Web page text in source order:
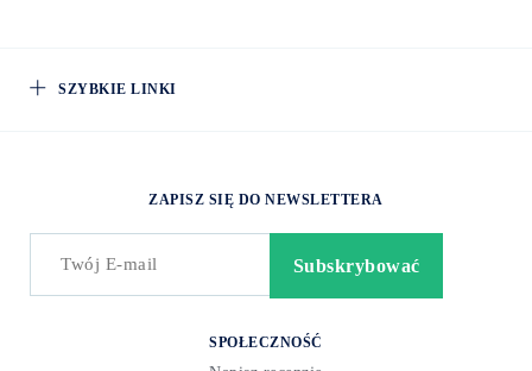
SZYBKIE LINKI
SPOŁECZNOŚĆ
ZAPISZ SIĘ DO NEWSLETTERA